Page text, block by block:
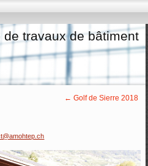
travaux de bâtiment
← Golf de Sierre 2018